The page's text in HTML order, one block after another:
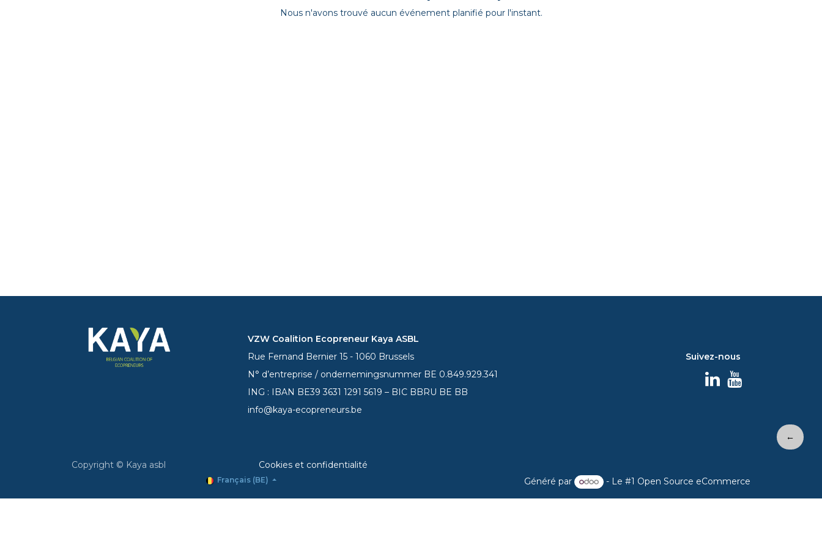
Nous n'avons trouvé aucun événement planifié pour l'instant.
Suivez-nous
←
VZW Coalition Ecopreneur Kaya ASBL
Rue Fernand Bernier 15 - 1060 Brussels
N° d’entreprise / ondernemingsnummer BE 0.849.929.341
ING : IBAN BE393631 1291 5619 – BIC BBRU BE BB
info@kaya-ecopreneurs.be
Copyright © Kaya asbl Cookies et confidentialité
Français (BE) Généré par - Le #1 Open Source eCommerce